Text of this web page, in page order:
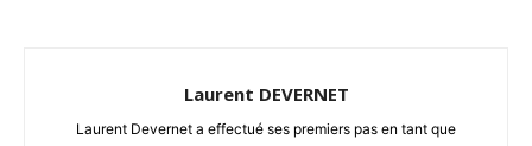
Laurent DEVERNET
Laurent Devernet a effectué ses premiers pas en tant que